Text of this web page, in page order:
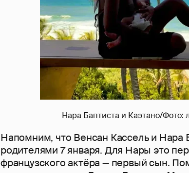
Нара Баптиста и Каэтано/Фото:
Напомним, что Венсан Кассель и Нара
родителями 7 января. Для Нары это
французского актёра — первый сын.